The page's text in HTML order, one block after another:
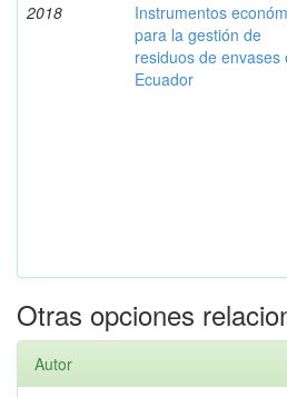
2018
Instrumentos
para la gestión de
residuos de envases
Ecuador
Otras opciones
Autor